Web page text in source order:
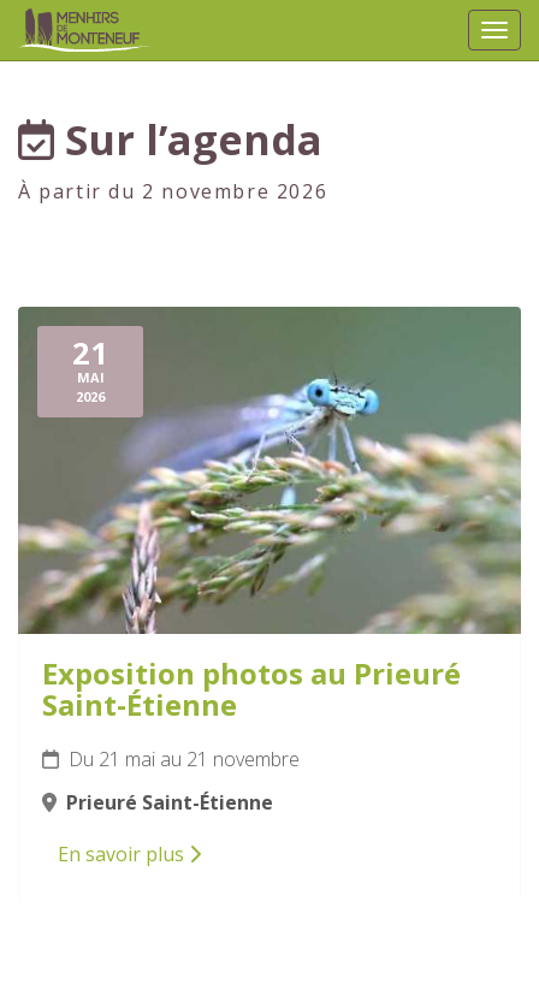
Sur l’agenda
À partir du 2 novembre 2026
21
MAI
2026
Exposition photos au Prieuré
Saint-Étienne
Du 21 mai au 21 novembre
Prieuré Saint-Étienne
En savoir plus